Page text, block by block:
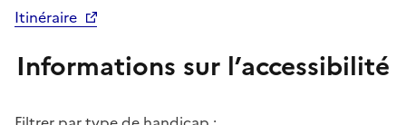
Itinéraire
Informations sur l’accessibilité